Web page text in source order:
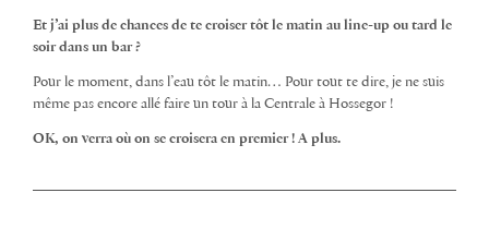
Et j’ai plus de chances de te croisertôt le matin au line-up ou tard le
soirdans un bar ?
Pour le moment, dans l’eau tôt le matin… Pour tout te dire, je ne suis
même pas encore allé faire un tour à la Centrale à Hossegor !
OK, on verra où on se croisera en premier ! A plus.